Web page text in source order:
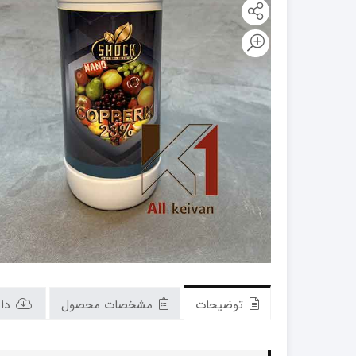
کود فروت ست
کود گیاهان آپارتمانی
توضیحات مشخصات محصول